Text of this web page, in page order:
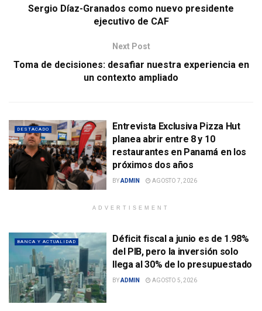
Sergio Díaz-Granados como nuevo presidente
ejecutivo de CAF
Next Post
Toma de decisiones: desafiar nuestra experiencia en
un contexto ampliado
DESTACADO
Entrevista Exclusiva Pizza Hut
planea abrir entre 8 y 10
restaurantes en Panamá en los
próximos dos años
BYADMIN AGOSTO 7, 2026
ADVERTISEMENT
BANCA Y ACTUALIDAD
Déficit fiscal a junio es de 1.98%
del PIB, pero la inversión solo
llega al 30% de lo presupuestado
BYADMIN AGOSTO 5, 2026